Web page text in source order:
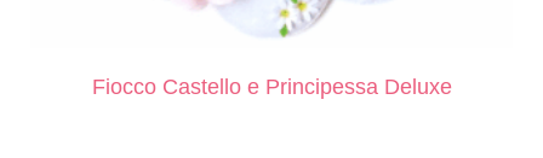
Fiocco Castello e Principessa Deluxe